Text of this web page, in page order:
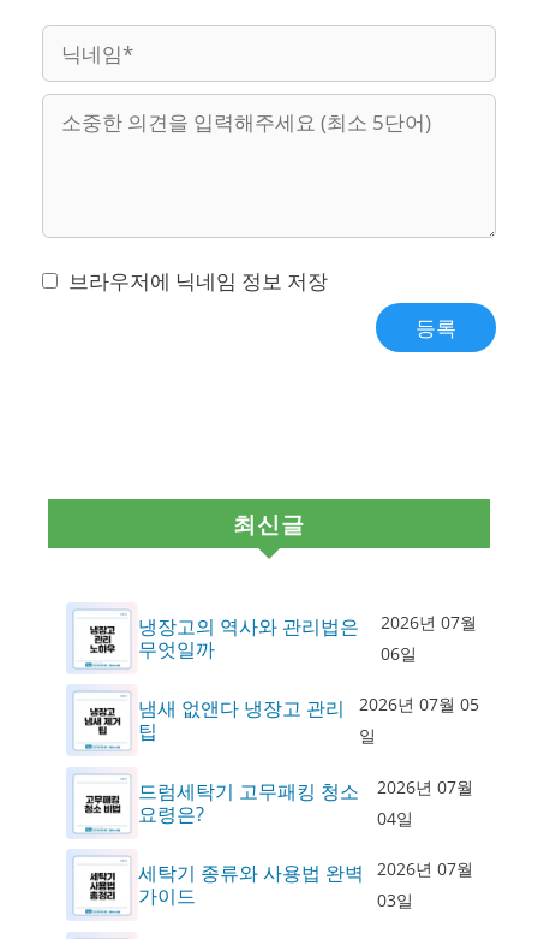
메
사
브라우저에 닉네임 정보 저장
최신글
냉장고의 역사와 관리법은
무엇일까
2026년 07월
06일
냄새 없앤다 냉장고 관리
팁
2026년 07월 05
일
드럼세탁기 고무패킹 청소
요령은?
2026년 07월
04일
세탁기 종류와 사용법 완벽
가이드
2026년 07월
03일